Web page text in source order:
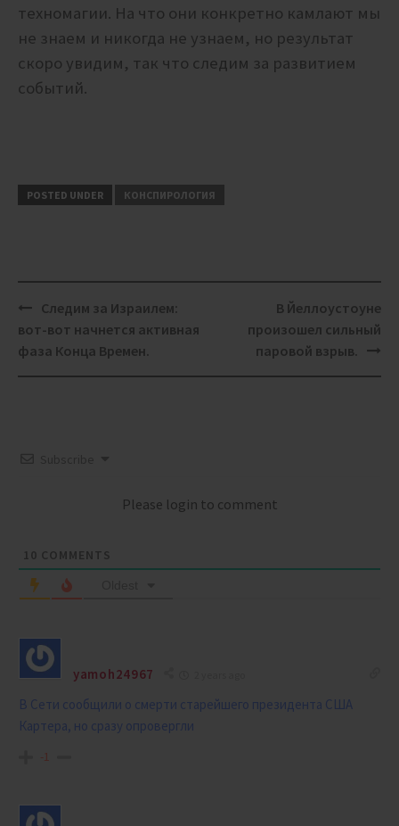
техномагии. На что они конкретно камлают мы
не знаем и никогда не узнаем, но результат
скоро увидим, так что следим за развитием
событий.
POSTED UNDER КОНСПИРОЛОГИЯ
Post
navigation
Следим за Израилем:
вот-вот начнется активная
фаза Конца Времен.
В Йеллоустоуне
произошел сильный
паровой взрыв.
Please login to comment
10 COMMENTS
yamoh24967
В Сети сообщили о смерти старейшего президента США
Картера, но сразу опровергли
-1